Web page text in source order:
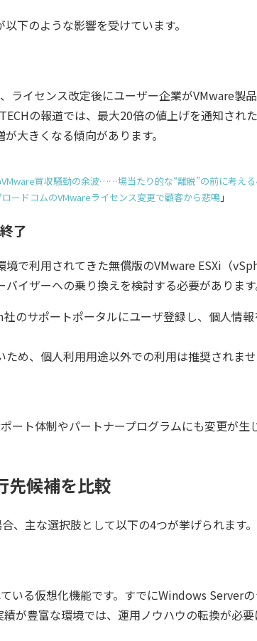
下のような影響を受けています。
ライセンス改定後にユーザー企業がVMware
の報道では、最大20倍の値上げを通知さ
大きくなる傾向があります。
買収騒動の余波……場当たり的な“離脱”の前に考え
ードコムのVMwareライセンス変更で顧客から悲鳴 」
了
で利用されてきた無償版のVMware ESXi（
イザーへの乗り換えを検討する必要があります
のサポートポータルにユーザ登録し、個人情
め、個人利用用途以外での利用は推奨されませ
ート体制やパートナープログラムにも変更が
候補を比較
、主な選択肢として以下の4つが挙げられます。
いる仮想化機能です。すでにWindows Server
が豊富な環境では、運用ノウハウの転換が必要